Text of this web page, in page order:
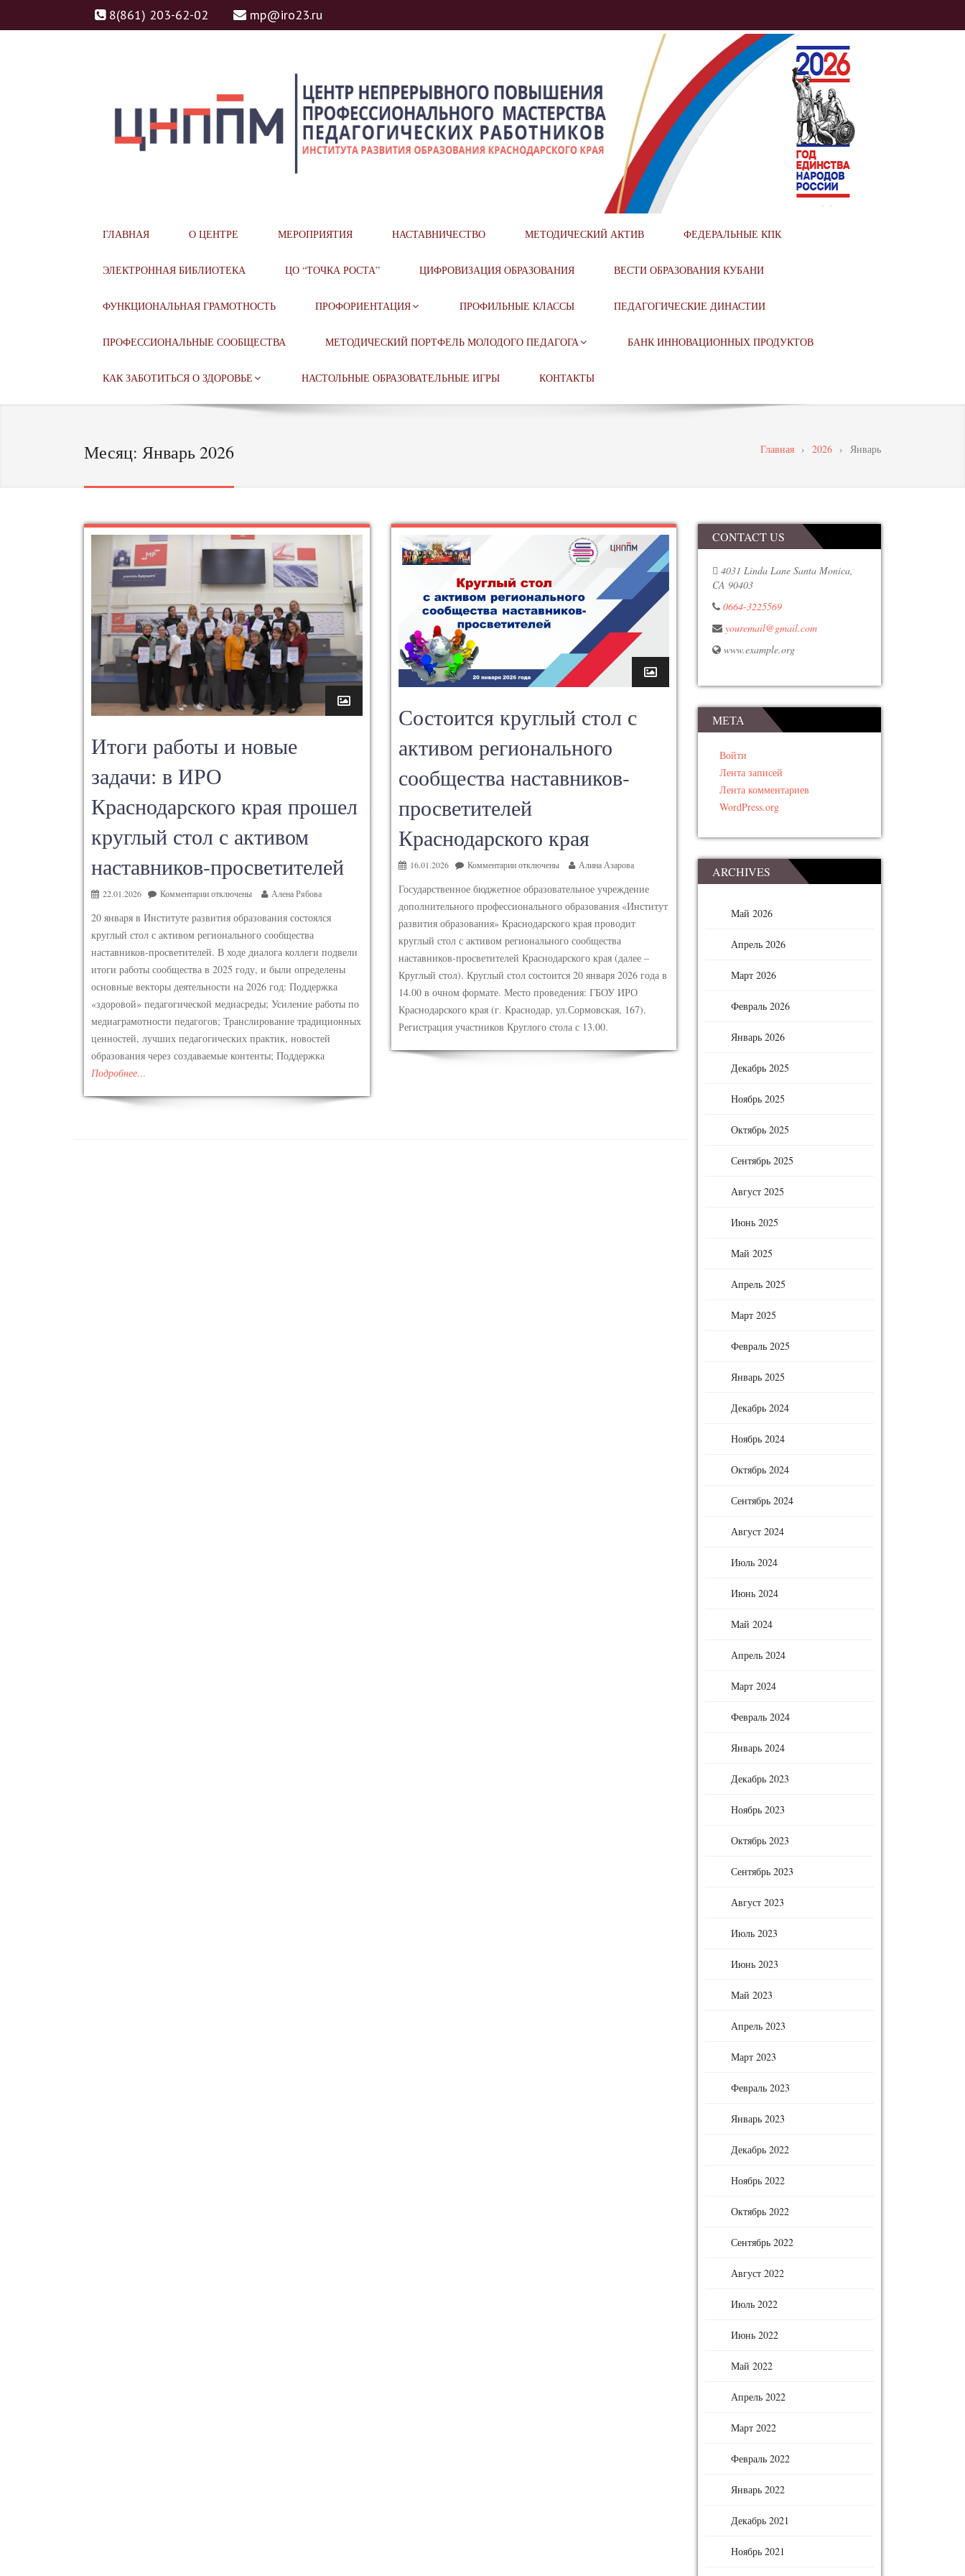
8(861) 203-62-02 mp@iro23.ru
ЦЕНТР НЕПРЕРЫВНОГО ПОВЫШЕНИЯ ПРОФЕССИОНАЛЬНОГО
ГЛАВНАЯ О ЦЕНТРЕ МЕРОПРИЯТИЯ НАСТАВНИЧЕСТВО МЕТОДИЧЕСКИЙ АКТИВ ФЕДЕРАЛЬНЫЕ КПК
ЭЛЕКТРОННАЯ БИБЛИОТЕКА ЦО “ТОЧКА РОСТА” ЦИФРОВИЗАЦИЯ ОБРАЗОВАНИЯ ВЕСТИ ОБРАЗОВАНИЯ КУБАНИ
ФУНКЦИОНАЛЬНАЯ ГРАМОТНОСТЬ ПРОФОРИЕНТАЦИЯ ПРОФИЛЬНЫЕ КЛАССЫ ПЕДАГОГИЧЕСКИЕ ДИНАСТИИ
ПРОФЕССИОНАЛЬНЫЕ СООБЩЕСТВА МЕТОДИЧЕСКИЙ ПОРТФЕЛЬ МОЛОДОГО ПЕДАГОГА БАНК ИННОВАЦИОННЫХ ПРОДУКТОВ
КАК ЗАБОТИТЬСЯ О ЗДОРОВЬЕ НАСТОЛЬНЫЕ ОБРАЗОВАТЕЛЬНЫЕ ИГРЫ КОНТАКТЫ
Месяц: Январь 2026 Главная › 2026 › Январь
Итоги работы и новые
задачи: в ИРО
Краснодарского края прошел
круглый стол с активом
наставников-просветителей
22.01.2026 Комментарииотключены Алена Рябова
20 января в Институте развития образования состоялся
круглый стол с активом регионального сообщества
наставников-просветителей. В ходе диалога коллеги подвели
итоги работы сообщества в 2025 году, и были определены
основные векторы деятельности на 2026 год: Поддержка
«здоровой» педагогической медиасреды; Усиление работы по
медиаграмотности педагогов; Транслирование традиционных
ценностей, лучших педагогических практик, новостей
образования через создаваемые контенты; Поддержка
Подробнее…
Состоится круглый стол с
активом регионального
сообщества наставников-
просветителей
Краснодарского края
16.01.2026 Комментарииотключены Алина Азарова
Государственное бюджетное образовательное учреждение
дополнительного профессионального образования «Институт
развития образования» Краснодарского края проводит
круглый стол с активом регионального сообщества
наставников-просветителей Краснодарского края (далее –
Круглый стол). Круглый стол состоится 20 января 2026 года в
14.00 в очном формате. Место проведения: ГБОУ ИРО
Краснодарского края (г. Краснодар, ул.Сормовская, 167).
Регистрация участников Круглого стола с 13.00.
CONTACT US
4031 Linda Lane Santa Monica,
CA 90403
0664-3225569
youremail@gmail.com
www.example.org
МЕТА
Войти
Лента записей
Лента комментариев
WordPress.org
ARCHIVES
Май 2026
Апрель 2026
Март 2026
Февраль 2026
Январь 2026
Декабрь 2025
Ноябрь 2025
Октябрь 2025
Сентябрь 2025
Август 2025
Июнь 2025
Май 2025
Апрель 2025
Март 2025
Февраль 2025
Январь 2025
Декабрь 2024
Ноябрь 2024
Октябрь 2024
Сентябрь 2024
Август 2024
Июль 2024
Июнь 2024
Май 2024
Апрель 2024
Март 2024
Февраль 2024
Январь 2024
Декабрь 2023
Ноябрь 2023
Октябрь 2023
Сентябрь 2023
Август 2023
Июль 2023
Июнь 2023
Май 2023
Апрель 2023
Март 2023
Февраль 2023
Январь 2023
Декабрь 2022
Ноябрь 2022
Октябрь 2022
Сентябрь 2022
Август 2022
Июль 2022
Июнь 2022
Май 2022
Апрель 2022
Март 2022
Февраль 2022
Январь 2022
Декабрь 2021
Ноябрь 2021